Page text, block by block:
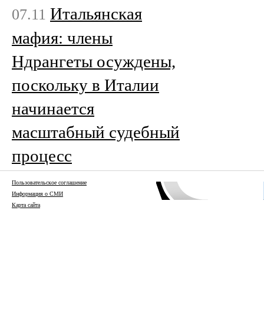
07.11 Итальянская
мафия: члены
Ндрангеты осуждены,
поскольку в Италии
начинается
масштабный судебный
процесс
Пользовательское соглашение
Информация о СМИ
Карта сайта